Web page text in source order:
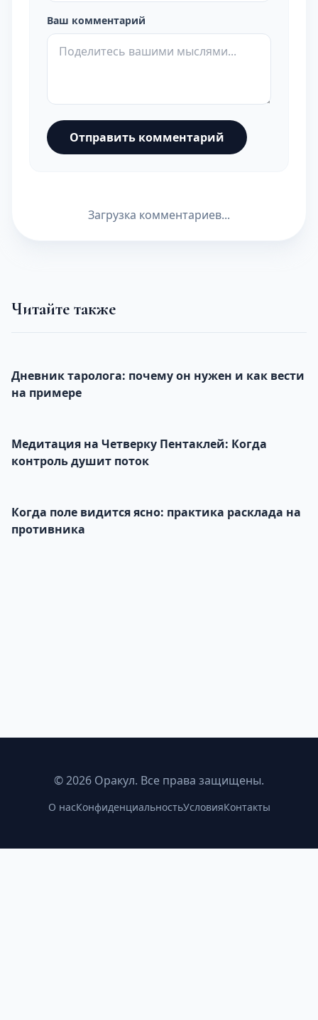
Ваш комментарий
Отправить комментарий
Загрузка комментариев...
Читайте также
Дневник таролога: почему он нужен и как вести
на примере
Медитация на Четверку Пентаклей: Когда
контроль душит поток
Когда поле видится ясно: практика расклада на
противника
©2026 Оракул. Все права защищены.
О насКонфиденциальностьУсловияКонтакты